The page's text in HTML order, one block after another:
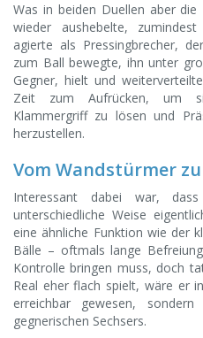
Was in beiden Duellen aber
wieder aushebelte,
agierte als Pressingbrecher,
zum Ball bewegte, ihn unter
Gegner, hielt und
Zeit zum Aufrücken, um
Klammergriff zu lösen und
herzustellen.
Vom Wandstürmer
Interessant dabei war,
unterschiedliche Weise
eine ähnliche Funktion wie der
Bälle – oftmals lange
Kontrolle bringen muss, doch
Real eher flach spielt, wäre er
erreichbar gewesen,
gegnerischen Sechsers.